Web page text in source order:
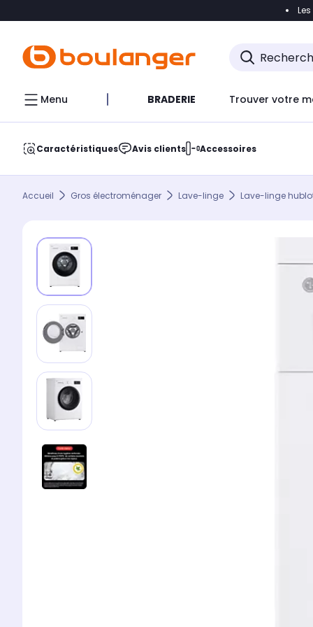
Accéder
Menu BRADERIE Trouver votre
Caractéristiques Avis clients Accessoires
Accueil Gros électroménager Lave-linge Lave-linge